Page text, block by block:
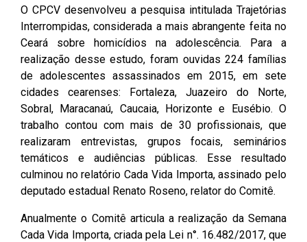
O CPCV desenvolveu a pesquisa intitulada Trajetórias
Interrompidas, considerada a mais abrangente feita no
Ceará sobre homicídios na adolescência. Para a
realização desse estudo, foram ouvidas 224 famílias
de adolescentes assassinados em 2015, em sete
cidades cearenses: Fortaleza, Juazeiro do Norte,
Sobral, Maracanaú, Caucaia, Horizonte e Eusébio. O
trabalho contou com mais de 30 profissionais, que
realizaram entrevistas, grupos focais, seminários
temáticos e audiências públicas. Esse resultado
culminou no relatório Cada Vida Importa, assinado pelo
deputado estadual Renato Roseno, relator do Comitê.
Anualmente o Comitê articula a realização da Semana
Cada Vida Importa, criada pela Lei n°. 16.482/2017, que